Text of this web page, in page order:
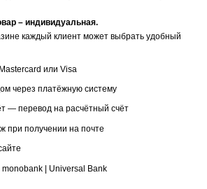
– индивидуальная.
каждый клиент может выбрать удобный
или Visa
через платёжную систему
— перевод на расчётный счёт
при получении на почте
monobank | Universal Bank